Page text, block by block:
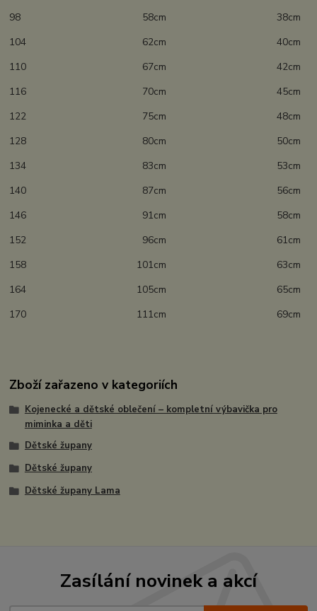
98 58cm 38cm
104 62cm 40cm
110 67cm 42cm
116 70cm 45cm
122 75cm 48cm
128 80cm 50cm
134 83cm 53cm
140 87cm 56cm
146 91cm 58cm
152 96cm 61cm
158 101cm 63cm
164 105cm 65cm
170 111cm 69cm
Zboží zařazeno v kategoriích
Kojenecké a dětské oblečení – kompletní výbavička pro
miminka a děti
Dětské župany
Dětské župany
Dětské župany Lama
Zasílání novinek a akcí